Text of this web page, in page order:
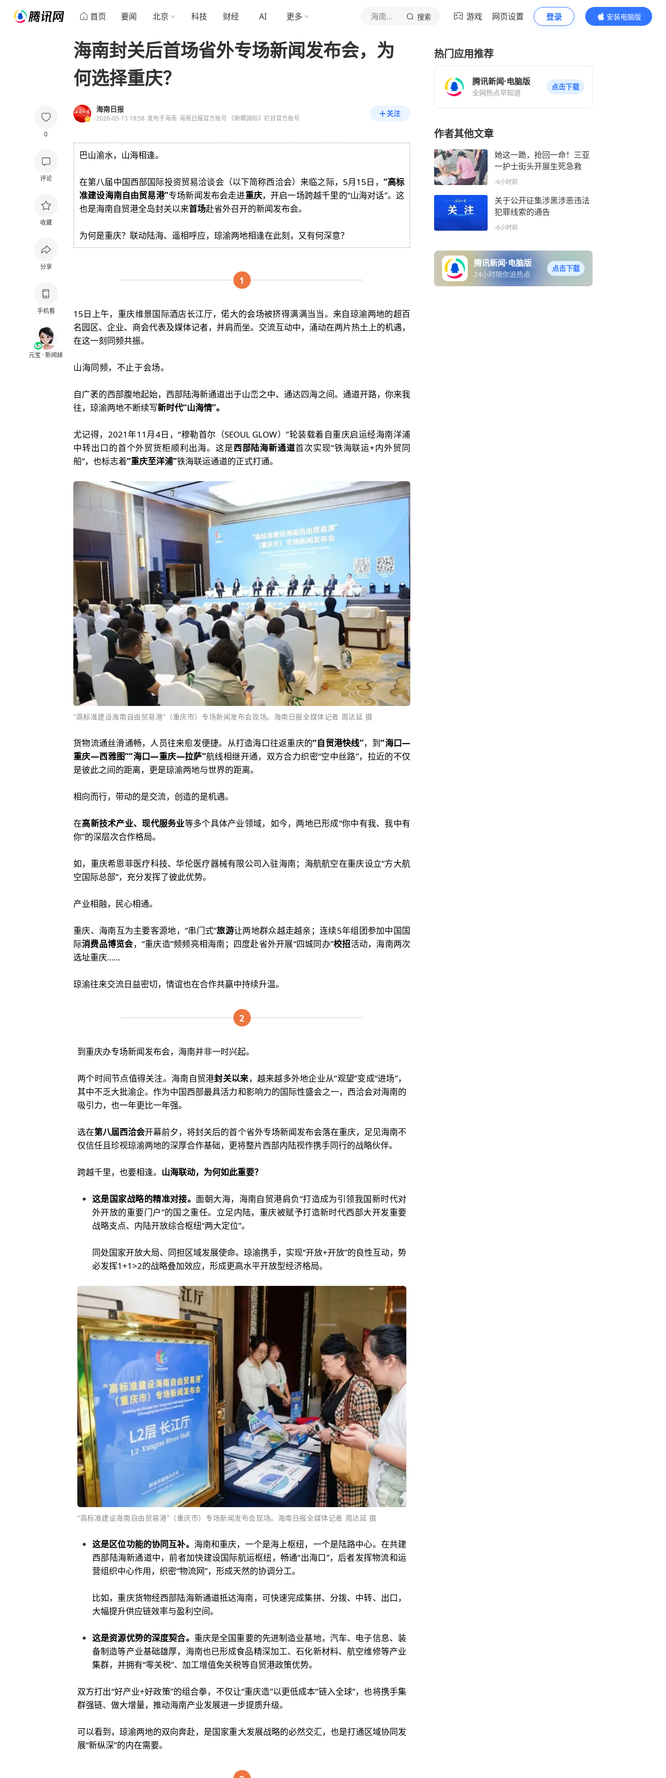
首页 要闻 北京 科技 财经 AI 更多 海南日报 搜索 游戏 网页设置 登录
安装电脑版
内容更精彩
0
评论
收藏
分享
手机看
元宝 · 新闻妹
海南封关后首场省外专场新闻发布会，为
何选择重庆？
海南日报
2026-05-15 19:58 发布于海南 海南日报官方账号 《新椰国际》栏目官方账号
关注
巴山渝水，山海相逢。
在第八届中国西部国际投资贸易洽谈会（以下简称西洽会）来临之际，5月15日， “高标
准建设海南自由贸易港”专场新闻发布会走进重庆，开启一场跨越千里的“山海对话”。这
也是海南自贸港全岛封关以来首场赴省外召开的新闻发布会。
为何是重庆？联动陆海、遥相呼应，琼渝两地相逢在此刻，又有何深意？
1
15日上午，重庆维景国际酒店长江厅，偌大的会场被挤得满满当当。来自琼渝两地的超百
名园区、企业、商会代表及媒体记者，并肩而坐。交流互动中，涌动在两片热土上的机遇，
在这一刻同频共振。
山海同频，不止于会场。
自广袤的西部腹地起始，西部陆海新通道出于山峦之中、通达四海之间。通道开路，你来我
往，琼渝两地不断续写新时代“山海情”。
尤记得，2021年11月4日，“穆勒首尔（SEOUL GLOW）”轮装载着自重庆启运经海南洋浦
中转出口的首个外贸货柜顺利出海。这是西部陆海新通道首次实现“铁海联运+内外贸同
船”，也标志着“重庆至洋浦”铁海联运通道的正式打通。
“高标准建设海南自由贸易港”（重庆市）专场新闻发布会现场。海南日报全媒体记者 周达延 摄
货物流通丝滑通畅，人员往来愈发便捷。从打造海口往返重庆的“自贸港快线”，到“海口—
重庆—西雅图”“海口—重庆—拉萨”航线相继开通，双方合力织密“空中丝路”，拉近的不仅
是彼此之间的距离，更是琼渝两地与世界的距离。
相向而行，带动的是交流，创造的是机遇。
在高新技术产业、现代服务业等多个具体产业领域，如今，两地已形成“你中有我、我中有
你”的深层次合作格局。
如，重庆希恩菲医疗科技、华伦医疗器械有限公司入驻海南；海航航空在重庆设立“方大航
空国际总部”，充分发挥了彼此优势。
产业相融，民心相通。
重庆、海南互为主要客源地，“串门式”旅游让两地群众越走越亲；连续5年组团参加中国国
际消费品博览会，“重庆造”频频亮相海南；四度赴省外开展“四城同办”校招活动，海南两次
选址重庆……
琼渝往来交流日益密切，情谊也在合作共赢中持续升温。
2
到重庆办专场新闻发布会，海南并非一时兴起。
两个时间节点值得关注。海南自贸港封关以来，越来越多外地企业从“观望”变成“进场”，
其中不乏大批渝企。作为中国西部最具活力和影响力的国际性盛会之一，西洽会对海南的
吸引力，也一年更比一年强。
选在第八届西洽会开幕前夕，将封关后的首个省外专场新闻发布会落在重庆，足见海南不
仅信任且珍视琼渝两地的深厚合作基础，更将整片西部内陆视作携手同行的战略伙伴。
跨越千里，也要相逢。 山海联动，为何如此重要？
这是国家战略的精准对接。 面朝大海，海南自贸港肩负“打造成为引领我国新时代对
外开放的重要门户”的国之重任。立足内陆，重庆被赋予打造新时代西部大开发重要
战略支点、内陆开放综合枢纽“两大定位”。
同处国家开放大局、同担区域发展使命。琼渝携手，实现“开放+开放”的良性互动，势
必发挥1+1>2的战略叠加效应，形成更高水平开放型经济格局。
“高标准建设海南自由贸易港”（重庆市）专场新闻发布会现场。海南日报全媒体记者 周达延 摄
这是区位功能的协同互补。 海南和重庆，一个是海上枢纽，一个是陆路中心。在共建
西部陆海新通道中，前者加快建设国际航运枢纽，畅通“出海口”，后者发挥物流和运
营组织中心作用，织密“物流网”，形成天然的协调分工。
比如，重庆货物经西部陆海新通道抵达海南，可快速完成集拼、分拨、中转、出口，
大幅提升供应链效率与盈利空间。
这是资源优势的深度契合。 重庆是全国重要的先进制造业基地，汽车、电子信息、装
备制造等产业基础雄厚，海南也已形成食品精深加工、石化新材料、航空维修等产业
集群，并拥有“零关税”、加工增值免关税等自贸港政策优势。
双方打出“好产业+好政策”的组合拳，不仅让“重庆造”以更低成本“链入全球”，也将携手集
群强链、做大增量，推动海南产业发展进一步提质升级。
可以看到，琼渝两地的双向奔赴，是国家重大发展战略的必然交汇，也是打通区域协同发
展“新纵深”的内在需要。
热门应用推荐
腾讯新闻·电脑版
全网热点早知道
点击下载
作者其他文章
她这一跪，抢回一命！三亚
一护士街头开展生死急救
-6小时前
关于公开征集涉黑涉恶违法
犯罪线索的通告
-6小时前
腾讯新闻·电脑版
24小时陪你追热点
点击下载